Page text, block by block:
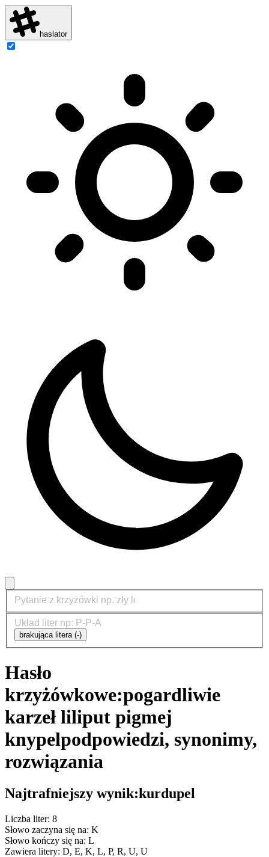
haslator
brakująca litera (-)
Hasło
krzyżówkowe:pogardliwie
karzeł liliput pigmej
knypelpodpowiedzi, synonimy,
rozwiązania
Najtrafniejszy wynik:kurdupel
Liczba liter: 8
Słowo zaczyna się na: K
Słowo kończy się na: L
Zawiera litery: D, E, K, L, P, R, U, U